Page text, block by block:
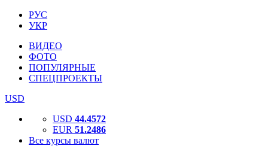
РУС
УКР
ВИДЕО
ФОТО
ПОПУЛЯРНЫЕ
СПЕЦПРОЕКТЫ
USD
USD 44.4572
EUR 51.2486
Все курсы валют